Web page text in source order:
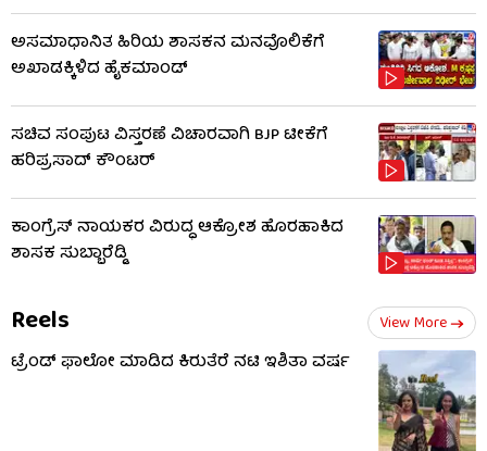
ಅಸಮಾಧಾನಿತ ಹಿರಿಯ ಶಾಸಕನ ಮನವೊಲಿಕೆಗೆ
ಅಖಾಡಕ್ಕಿಳಿದ ಹೈಕಮಾಂಡ್
ಸಚಿವ ಸಂಪುಟ ವಿಸ್ತರಣೆ ವಿಚಾರವಾಗಿ BJP ಟೀಕೆಗೆ
ಹರಿಪ್ರಸಾದ್ ಕೌಂಟರ್​​
ಕಾಂಗ್ರೆಸ್ ನಾಯಕರ ವಿರುದ್ಧ ಆಕ್ರೋಶ ಹೊರಹಾಕಿದ
ಶಾಸಕ ಸುಬ್ಬಾರೆಡ್ಡಿ
Reels View More
ಟ್ರೆಂಡ್​​ ಫಾಲೋ ಮಾಡಿದ ಕಿರುತೆರೆ ನಟಿ ಇಶಿತಾ ವರ್ಷ